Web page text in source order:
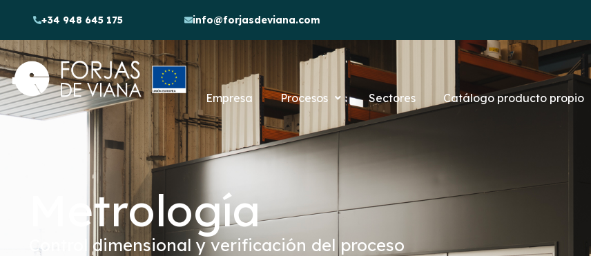
+34 948 645 175 info@forjasdeviana.com
Empresa Procesos Sectores Catálogo producto propio
Metrología
Control dimensional y verificación del proceso